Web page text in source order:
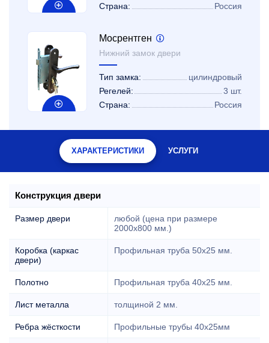
Страна:
Россия
Мосрентген
Нижний замок двери
Тип замка:
цилиндровый
Регелей:
3 шт.
Страна:
Россия
ХАРАКТЕРИСТИКИ УСЛУГИ
Конструкция двери
Размер двери
любой (цена при размере
2000x800 мм.)
Коробка (каркас
двери)
Профильная труба 50х25 мм.
Полотно Профильная труба 40х25 мм.
Лист металла толщиной 2 мм.
Ребра жёсткости Профильные трубы 40х25мм